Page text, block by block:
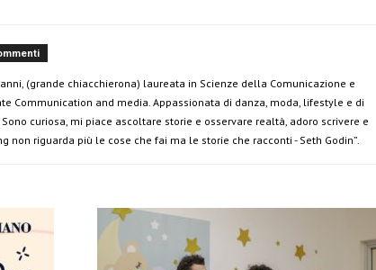
(grande chiacchierona) laureata in Scienze della Comunicazione e
Communication and media. Appassionata di danza, moda, lifestyle e di
curiosa, mi piace ascoltare storie e osservare realtà, adoro scrivere e
non riguarda più le cose che fai ma le storie che racconti - Seth Godin”.